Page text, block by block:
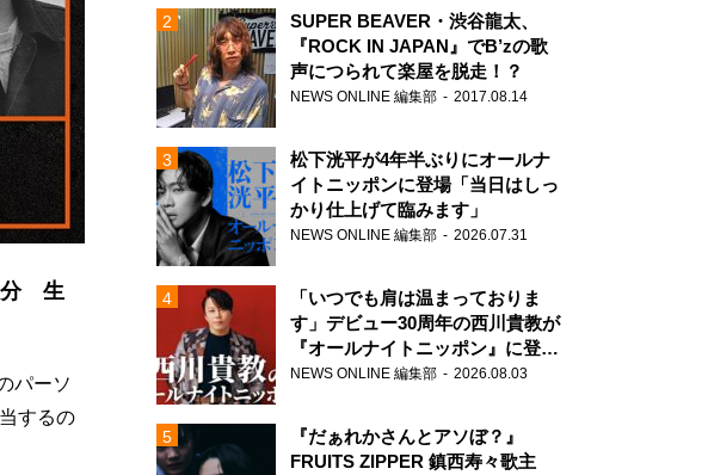
分 生
パーソ
するの
SUPER BEAVER・渋谷龍太、
『ROCK IN JAPAN』でB’zの歌
声につられて楽屋を脱走！？
NEWS ONLINE 編集部 2017.08.14
松下洸平が4年半ぶりにオールナ
イトニッポンに登場「当日はしっ
かり仕上げて臨みます」
NEWS ONLINE 編集部 2026.07.31
「いつでも肩は温まっておりま
す」デビュー30周年の西川貴教が
『オールナイトニッポン』に登
場！
NEWS ONLINE 編集部 2026.08.03
『だぁれかさんとアソぼ？』
FRUITS ZIPPER 鎮西寿々歌主